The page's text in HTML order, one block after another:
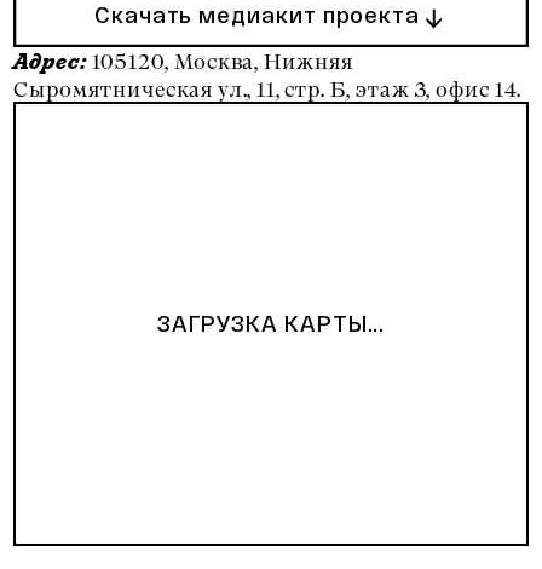
Скачать медиакит проекта
Адрес:105120, Москва, Нижняя
Сыромятническая ул., 11, стр. Б, этаж 3, офис 14.
ЗАГРУЗКА КАРТЫ...